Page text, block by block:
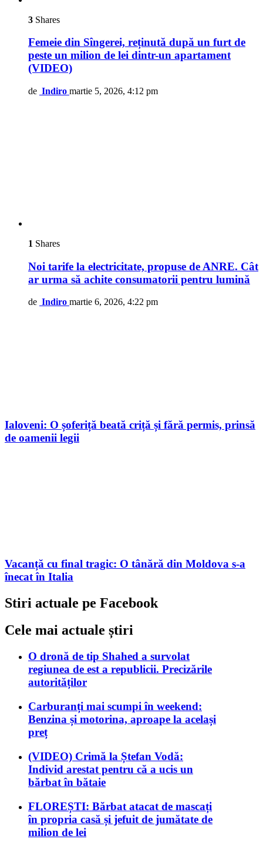
3 Shares
Femeie din Sîngerei, reținută după un furt de
peste un milion de lei dintr-un apartament
(VIDEO)
de Indiro martie 5, 2026, 4:12 pm
1 Shares
Noi tarife la electricitate, propuse de ANRE. Cât
ar urma să achite consumatorii pentru lumină
de Indiro martie 6, 2026, 4:22 pm
Ialoveni: O șoferiță beată criță și fără permis, prinsă
de oamenii legii
Vacanță cu final tragic: O tânără din Moldova s-a
înecat în Italia
Stiri actuale pe Facebook
Cele mai actuale știri
O dronă de tip Shahed a survolat
regiunea de est a republicii. Precizările
autorităților
Carburanți mai scumpi în weekend:
Benzina și motorina, aproape la același
preț
(VIDEO) Crimă la Ștefan Vodă:
Individ arestat pentru că a ucis un
bărbat în bătaie
FLOREȘTI: Bărbat atacat de mascați
în propria casă și jefuit de jumătate de
milion de lei